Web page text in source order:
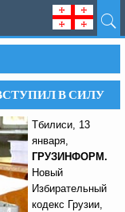
В СИЛУ
Тбилиси, 13
января,
ГРУЗИНФОРМ.
Новый
Избирательный
кодекс Грузии,